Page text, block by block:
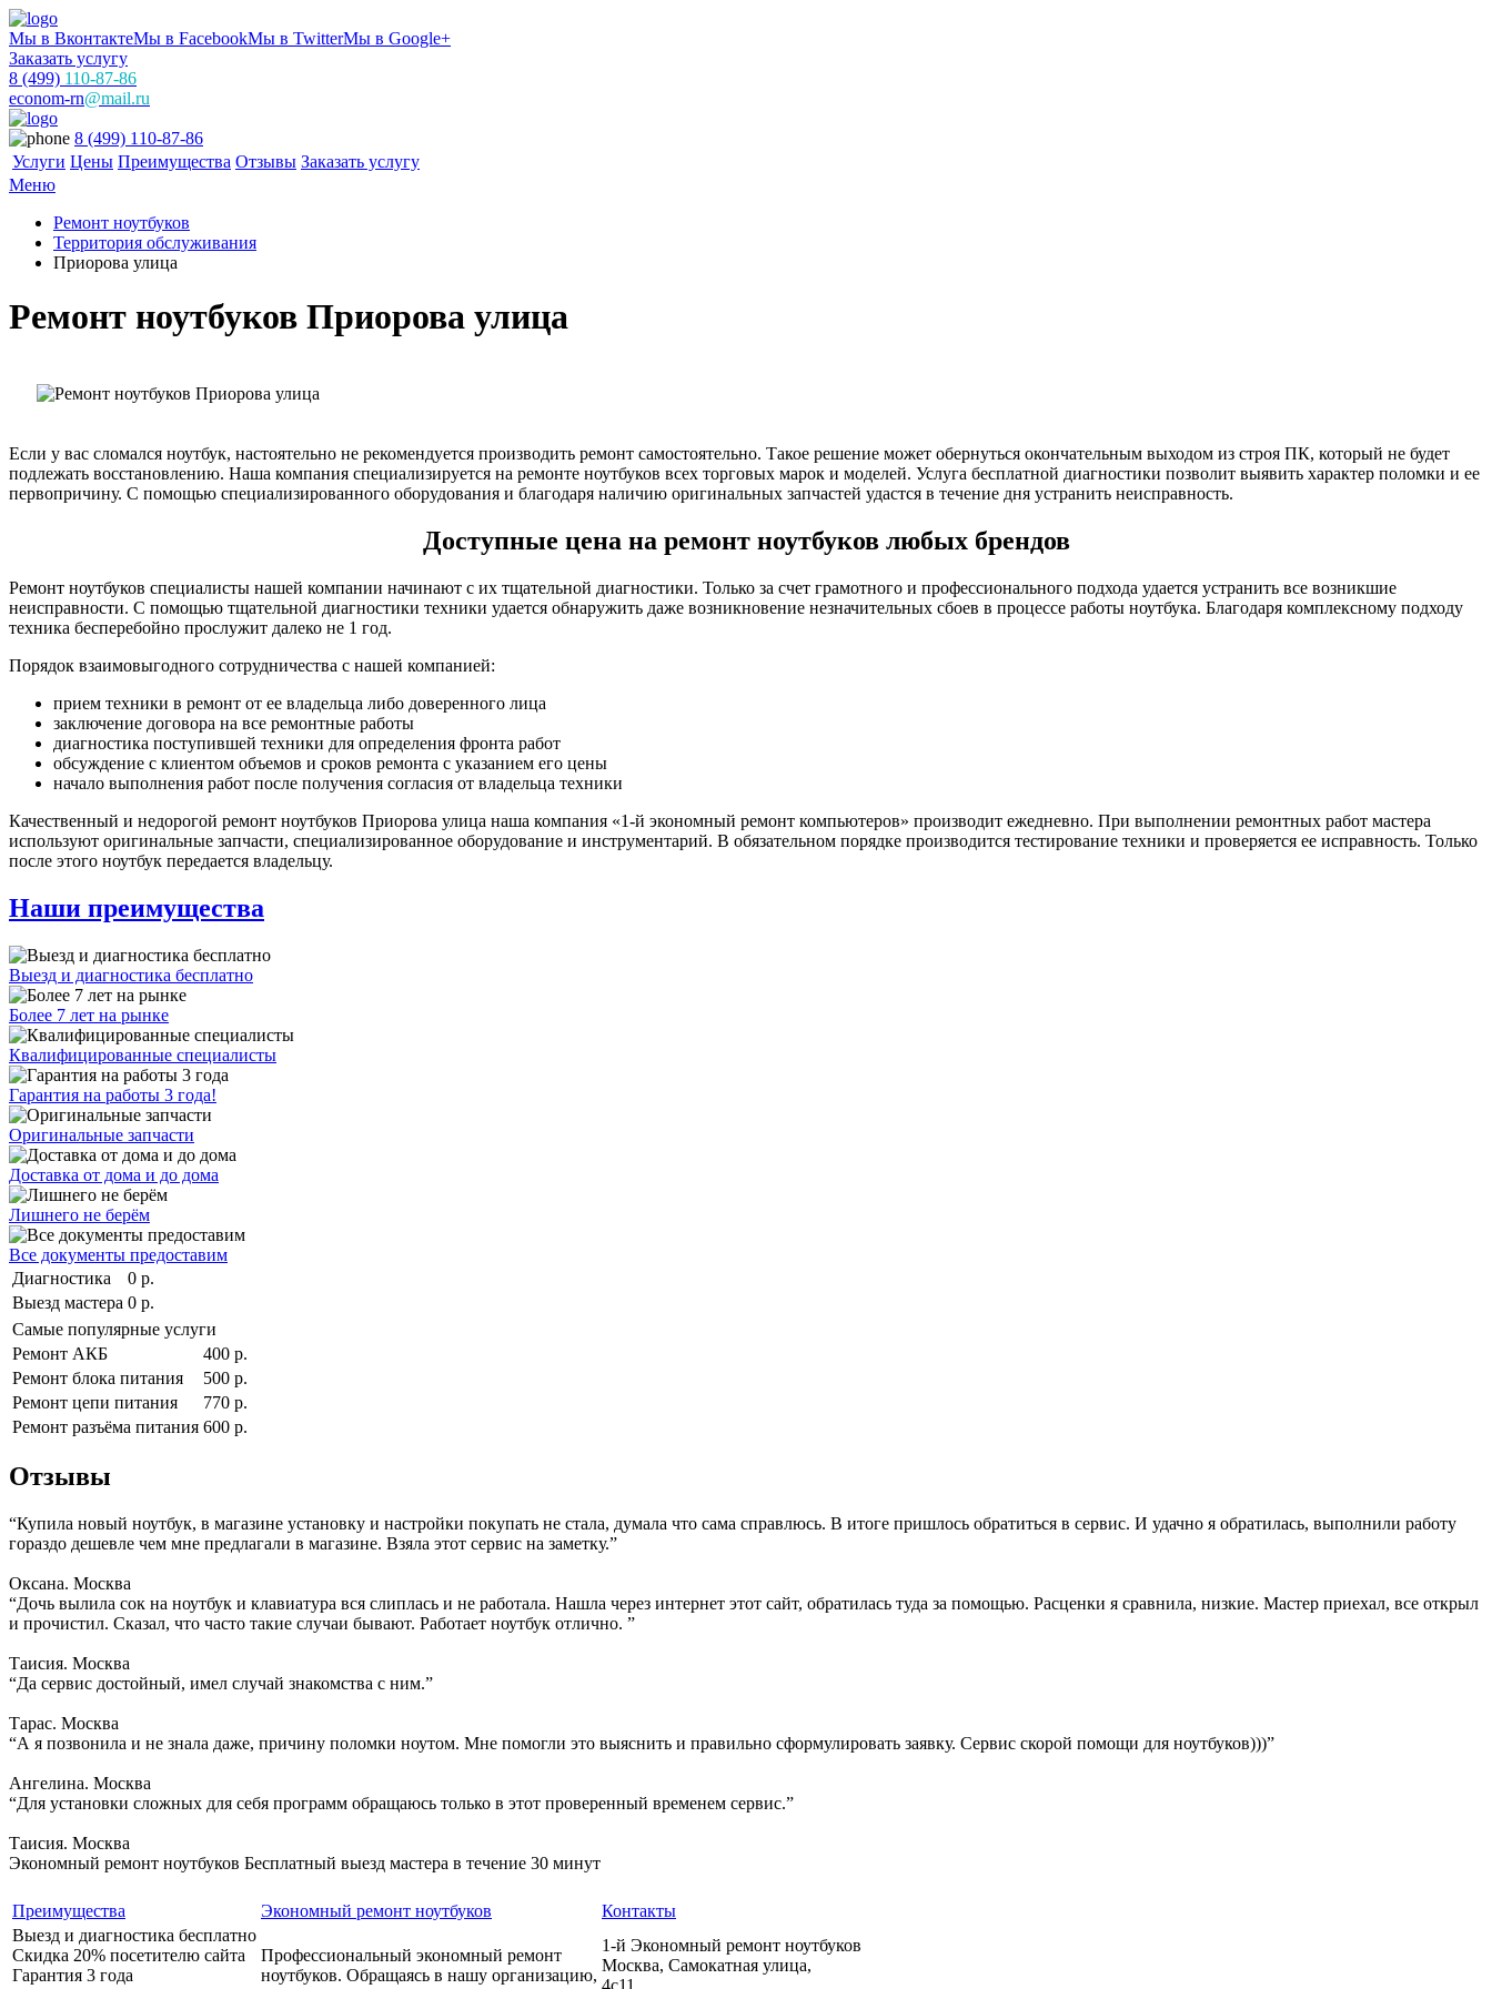
Мы в ВконтактеМы в FacebookМы в TwitterМы в Google+
Заказать услугу
8 (499) 110-87-86
econom-rn@mail.ru
8 (499) 110-87-86
Услуги Цены Преимущества Отзывы Заказать услугу
Меню
Ремонт ноутбуков
Территория обслуживания
Приорова улица
Ремонт ноутбуков Приорова улица
Если у вас сломался ноутбук, настоятельно не рекомендуется производить ремонт самостоятельно. Такое решение может обернуться окончательным выходом из строя ПК, который не будет
подлежать восстановлению. Наша компания специализируется на ремонте ноутбуков всех торговых марок и моделей. Услуга бесплатной диагностики позволит выявить характер поломки и ее
первопричину. С помощью специализированного оборудования и благодаря наличию оригинальных запчастей удастся в течение дня устранить неисправность.
Доступные цена на ремонт ноутбуков любых брендов
Ремонт ноутбуков специалисты нашей компании начинают с их тщательной диагностики. Только за счет грамотного и профессионального подхода удается устранить все возникшие
неисправности. С помощью тщательной диагностики техники удается обнаружить даже возникновение незначительных сбоев в процессе работы ноутбука. Благодаря комплексному подходу
техника бесперебойно прослужит далеко не 1 год.
Порядок взаимовыгодного сотрудничества с нашей компанией:
прием техники в ремонт от ее владельца либо доверенного лица
заключение договора на все ремонтные работы
диагностика поступившей техники для определения фронта работ
обсуждение с клиентом объемов и сроков ремонта с указанием его цены
начало выполнения работ после получения согласия от владельца техники
Качественный и недорогой ремонт ноутбуков Приорова улица наша компания «1-й экономный ремонт компьютеров» производит ежедневно. При выполнении ремонтных работ мастера
используют оригинальные запчасти, специализированное оборудование и инструментарий. В обязательном порядке производится тестирование техники и проверяется ее исправность. Только
после этого ноутбук передается владельцу.
Наши преимущества
Выезд и диагностика бесплатно
Более 7 лет на рынке
Квалифицированные специалисты
Гарантия на работы 3 года!
Оригинальные запчасти
Доставка от дома и до дома
Лишнего не берём
Все документы предоставим
Диагностика
0 р.
Выезд мастера 0 р.
Самые популярные услуги
Ремонт АКБ
400 р.
Ремонт блока питания
500 р.
Ремонт цепи питания
770 р.
Ремонт разъёма питания 600 р.
Отзывы
“Купила новый ноутбук, в магазине установку и настройки покупать не стала, думала что сама справлюсь. В итоге пришлось обратиться в сервис. И удачно я обратилась, выполнили работу
гораздо дешевле чем мне предлагали в магазине. Взяла этот сервис на заметку.”
Оксана. Москва
“Дочь вылила сок на ноутбук и клавиатура вся слиплась и не работала. Нашла через интернет этот сайт, обратилась туда за помощью. Расценки я сравнила, низкие. Мастер приехал, все открыл
и прочистил. Сказал, что часто такие случаи бывают. Работает ноутбук отлично. ”
Таисия. Москва
“Да сервис достойный, имел случай знакомства с ним.”
Тарас. Москва
“А я позвонила и не знала даже, причину поломки ноутом. Мне помогли это выяснить и правильно сформулировать заявку. Сервис скорой помощи для ноутбуков)))”
Ангелина. Москва
“Для установки сложных для себя программ обращаюсь только в этот проверенный временем сервис.”
Таисия. Москва
Экономный ремонт ноутбуков Бесплатный выезд мастера в течение 30 минут
Преимущества Экономный ремонт ноутбуков
Контакты
Выезд и диагностика бесплатно
Скидка 20% посетителю сайта
Гарантия 3 года
Профессиональный экономный ремонт
ноутбуков. Обращаясь в нашу организацию,
1-й Экономный ремонт ноутбуков
Москва, Самокатная улица,